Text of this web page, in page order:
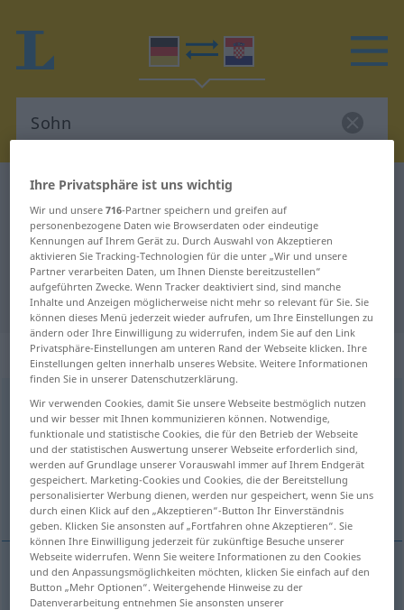
Deutsch-Kroatisch Wörterbuch
Deutsch-Kroatisch Übersetzung für
"Sohn"
"Sohn" Kroatisch Übersetzung
„Sohn“: Maskulinum
Sohnm <-(e)s;Söhne >
Übersicht aller Übersetzungen
(Für mehr Details die Übersetzung anklicken/antippen)
sin
Sohn
Ihre Privatsphäre ist uns wichtig
Wir und unsere716-Partner speichern und greifen auf
personenbezogene Daten wie Browserdaten oder eindeutige
Kennungen auf Ihrem Gerät zu. Durch Auswahl von Akzeptieren
aktivieren Sie Tracking-Technologien für die unter „Wir und unsere
Partner verarbeiten Daten, um Ihnen Dienste bereitzustellen“
aufgeführten Zwecke. Wenn Tracker deaktiviert sind, sind manche
Inhalte und Anzeigen möglicherweise nicht mehr so relevant für Sie. Sie
können dieses Menü jederzeit wieder aufrufen, um Ihre Einstellungen zu
ändern oder Ihre Einwilligung zu widerrufen, indem Sie auf den Link
Privatsphäre-Einstellungen am unteren Rand der Webseite klicken. Ihre
Einstellungen gelten innerhalb unseres Website. Weitere Informationen
finden Sie in unserer Datenschutzerklärung.
Wir verwenden Cookies, damit Sie unsere Webseite bestmöglich nutzen
und wir besser mit Ihnen kommunizieren können. Notwendige,
funktionale und statistische Cookies, die für den Betrieb der Webseite
und der statistischen Auswertung unserer Webseite erforderlich sind,
werden auf Grundlage unserer Vorauswahl immer auf Ihrem Endgerät
gespeichert. Marketing-Cookies und Cookies, die der Bereitstellung
personalisierter Werbung dienen, werden nur gespeichert, wenn Sie uns
durch einen Klick auf den „Akzeptieren“-Button Ihr Einverständnis
geben. Klicken Sie ansonsten auf „Fortfahren ohne Akzeptieren“. Sie
können Ihre Einwilligung jederzeit für zukünftige Besuche unserer
Webseite widerrufen. Wenn Sie weitere Informationen zu den Cookies
und den Anpassungsmöglichkeiten möchten, klicken Sie einfach auf den
Button „Mehr Optionen“. Weitergehende Hinweise zu der
Datenverarbeitung entnehmen Sie ansonsten unserer